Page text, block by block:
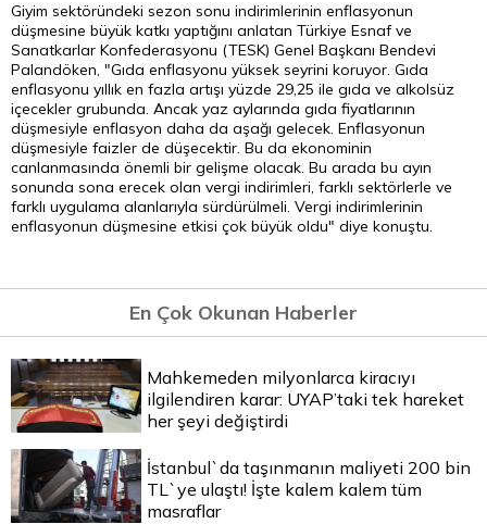
Giyim sektöründeki sezon sonu indirimlerinin enflasyonun
düşmesine büyük katkı yaptığını anlatan Türkiye Esnaf ve
Sanatkarlar Konfederasyonu (TESK) Genel Başkanı Bendevi
Palandöken, "Gıda enflasyonu yüksek seyrini koruyor. Gıda
enflasyonu yıllık en fazla artışı yüzde 29,25 ile gıda ve alkolsüz
içecekler grubunda. Ancak yaz aylarında gıda fiyatlarının
düşmesiyle enflasyon daha da aşağı gelecek. Enflasyonun
düşmesiyle faizler de düşecektir. Bu da ekonominin
canlanmasında önemli bir gelişme olacak. Bu arada bu ayın
sonunda sona erecek olan vergi indirimleri, farklı sektörlerle ve
farklı uygulama alanlarıyla sürdürülmeli. Vergi indirimlerinin
enflasyonun düşmesine etkisi çok büyük oldu" diye konuştu.
En Çok Okunan Haberler
Mahkemeden milyonlarca kiracıyı
ilgilendiren karar: UYAP’taki tek hareket
her şeyi değiştirdi
İstanbul`da taşınmanın maliyeti 200 bin
TL`ye ulaştı! İşte kalem kalem tüm
masraflar